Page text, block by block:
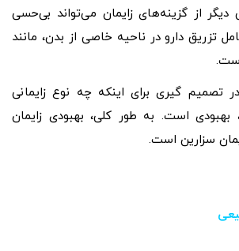
از گزینه‌های زایمان می‌تواند بی‌حسی
تزریق دارو در ناحیه خاصی از بدن، مانند
تصمیم گیری برای اینکه چه نوع زایمانی
بهبودی است. به طور کلی، بهبودی زایمان
سزارین است.